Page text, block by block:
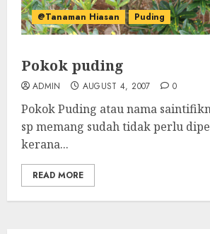
@Tanaman Hiasan Puding
Pokok puding
ADMIN AUGUST 4, 2007 0
Pokok Puding atau nama
sp memang sudah tidak perlu
kerana...
READ MORE